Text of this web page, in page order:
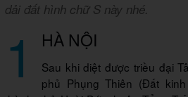
dải đất hình chữ S này nhé.
1 HÀ NỘI
Sau khi diệt được triều đại
phủ Phụng Thiên (Đất